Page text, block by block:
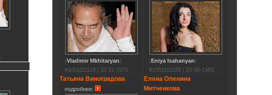
(Vladimir Mkhitaryan)
#1001111118 | 10-11-1970
(Eniya Isahanyan)
#1001111028 | 20-05-1982
Татьяна Виноградова
подробнее:
Елена Оленина
Митченкова